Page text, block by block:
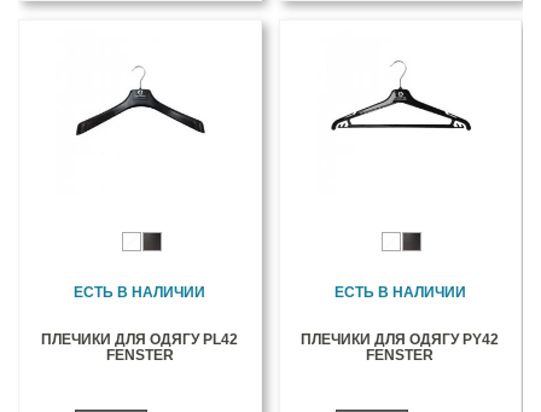
ЕСТЬ В НАЛИЧИИ
ПЛЕЧИКИ ДЛЯ ОДЯГУ PL42
FENSTER
ЕСТЬ В НАЛИЧИИ
ПЛЕЧИКИ ДЛЯ ОДЯГУ PY42
FENSTER